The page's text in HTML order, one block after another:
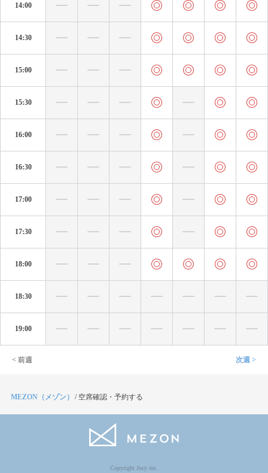
14:00
14:30
15:00
15:30
16:00
16:30
17:00
17:30
18:00
18:30
19:00
< 前週 次週 >
MEZON（メゾン） / 空席確認・予約する
Copyright Jocy inc.